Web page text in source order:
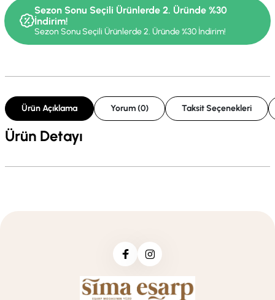
Sezon Sonu Seçili Ürünlerde 2. Üründe %30
İndirim!
Sezon Sonu Seçili Ürünlerde 2. Üründe %30 İndirim!
Ürün Açıklama Yorum (0) Taksit Seçenekleri
Ürün Detayı